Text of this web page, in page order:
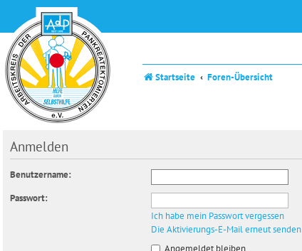
Startseite Foren-Übersicht
Anmelden
Benutzername:
Passwort:
Ich habe mein Passwort vergessen
Die Aktivierungs-E-Mail erneut senden
Angemeldet bleiben